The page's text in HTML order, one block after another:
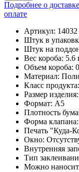
Подробнее о доставке
оплате
Артикул: 14032
Штук в
Штук на
Вес короба: 5.6
Объем короба:
Материал:
Класс
Размер
Формат: А5
Плотность
Форма
Печать "Куда-
Окно:
Внутренняя
Тип
Можно